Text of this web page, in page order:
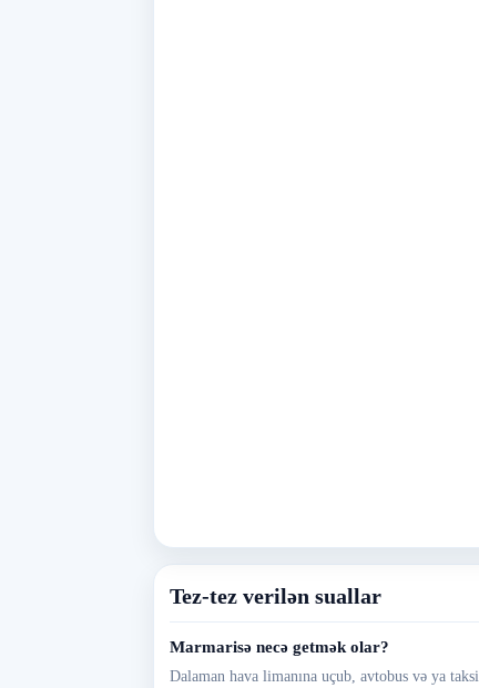
Tez-tez verilən suallar
Marmarisə necə getmək olar?
Dalaman hava limanına uçub, avtobus və ya